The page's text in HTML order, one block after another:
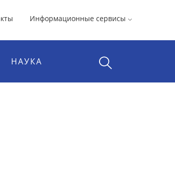
Информационные сервисы
НАУКА